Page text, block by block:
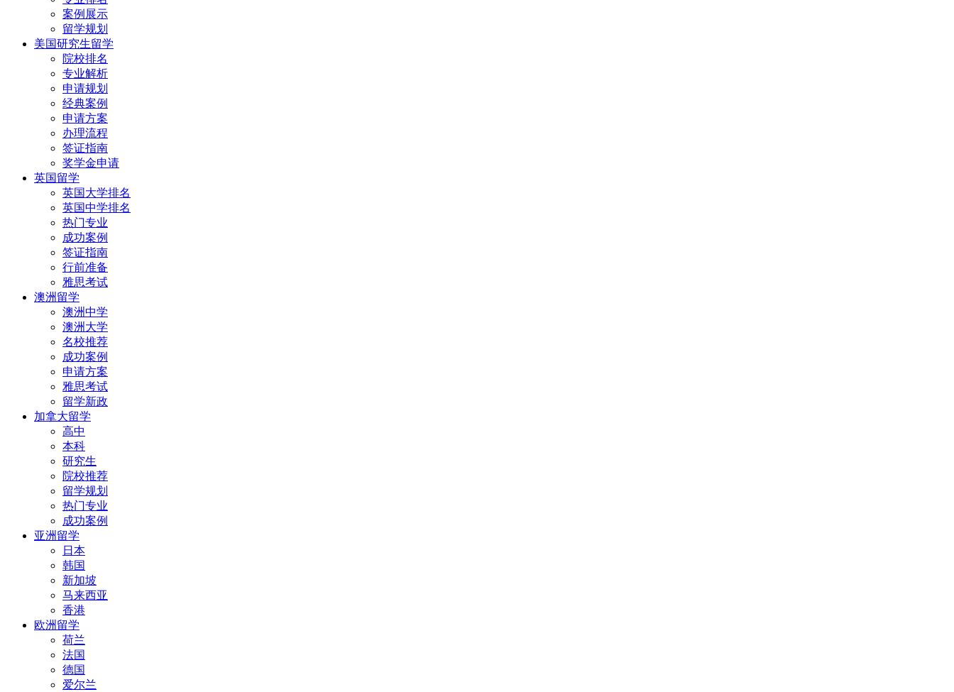
案例展示
留学规划
美国研究生留学
院校排名
专业解析
申请规划
经典案例
申请方案
办理流程
签证指南
奖学金申请
英国留学
英国大学排名
英国中学排名
热门专业
成功案例
签证指南
行前准备
雅思考试
澳洲留学
澳洲中学
澳洲大学
名校推荐
成功案例
申请方案
雅思考试
留学新政
加拿大留学
高中
本科
研究生
院校推荐
留学规划
热门专业
成功案例
亚洲留学
日本
韩国
新加坡
马来西亚
香港
欧洲留学
荷兰
法国
德国
爱尔兰